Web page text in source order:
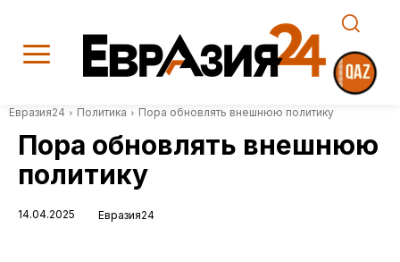
Евразия24 Политика Пора обновлять внешнюю политику
Пора обновлять внешнюю
политику
14.04.2025 Евразия24